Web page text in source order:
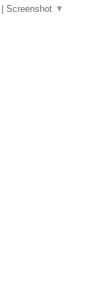
Screenshot ▼